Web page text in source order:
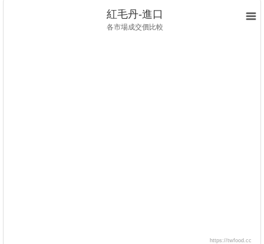
紅毛丹-進口
各市場成交價比較
https://twfood.cc